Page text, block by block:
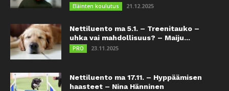
Eläinten koulutus 21.12.2025
Nettiluento ma 5.1. – Treenitauko –
uhka vai mahdollisuus? – Maiju...
PRO 23.11.2025
Nettiluento ma 17.11. – Hyppäämisen
haasteet – Nina Hänninen